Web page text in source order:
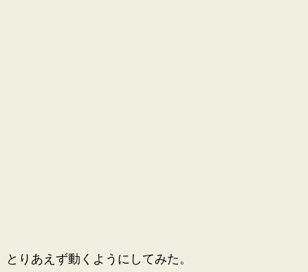
とりあえず動くようにしてみた。